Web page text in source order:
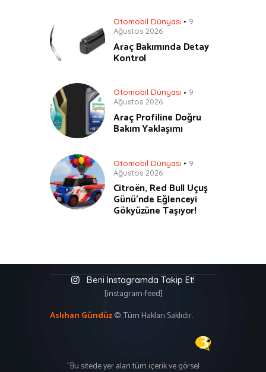
Otomobil Dünyası
9
Ağustos 2026
Araç Bakımında Detay
Kontrol
Otomobil Dünyası
9
Ağustos 2026
Araç Profiline Doğru
Bakım Yaklaşımı
Otomobil Dünyası
9
Ağustos 2026
Citroën, Red Bull Uçuş
Günü’nde Eğlenceyi
Gökyüzüne Taşıyor!
Beni Instagramda Takip Et!
[instagram-feed]
Aslıhan Gündüz©. Tüm Hakları Saklıdır.
"Bu sitede yer alan tüm içerik ve görsel